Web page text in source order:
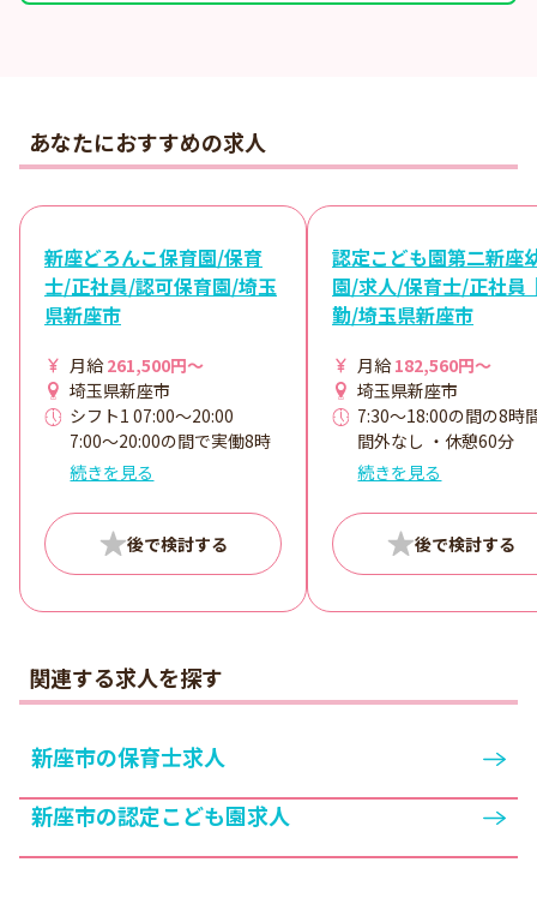
あなたにおすすめの求人
新座どろんこ保育園/保育
士/正社員/認可保育園/埼玉
県新座市
月給 261,500円～
埼玉県新座市
シフト1 07:00～20:00
7:00～20:00の間で実働8時
間（休憩60分）
開園時間内でシフト制（週
40時間）
続きを見る
認定こども園第二新座
園/求人/保育士/正社員
勤/埼玉県新座市
月給 182,560円～
埼玉県新座市
7:30～18:00の間の8時
間外なし ・休憩60分
続きを見る
関連する求人を探す
新座市の保育士求人
新座市の認定こども園求人